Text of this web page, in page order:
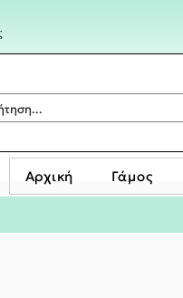
Αρχική Γάμος